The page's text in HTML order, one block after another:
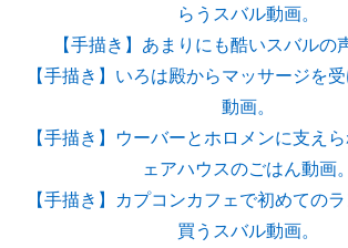
らうスバル動画。
【手描き】あまりにも酷いスバルの
【手描き】いろは殿からマッサージを
動画。
【手描き】ウーバーとホロメンに支え
ェアハウスのごはん動画。
【手描き】カプコンカフェで初めての
買うスバル動画。